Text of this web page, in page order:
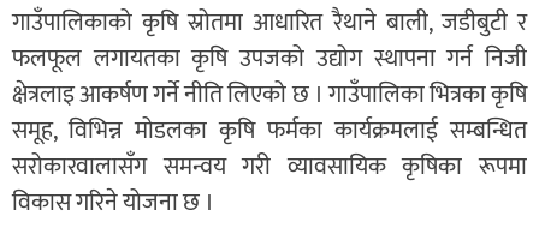
गाउँपालिकाको कृषि स्रोतमा आधारित रैथाने बाली, जडीबुटी र
फलफूल लगायतका कृषि उपजको उद्योग स्थापना गर्न निजी
क्षेत्रलाइ आकर्षण गर्ने नीति लिएको छ । गाउँपालिका भित्रका कृषि
समूह, विभिन्न मोडलका कृषि फर्मका कार्यक्रमलाई सम्बन्धित
सरोकारवालासँग समन्वय गरी व्यावसायिक कृषिका रूपमा
विकास गरिने योजना छ ।